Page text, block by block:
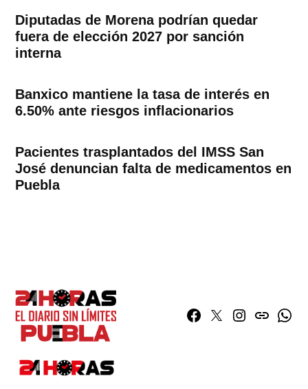
Diputadas de Morena podrían quedar
fuera de elección 2027 por sanción
interna
Banxico mantiene la tasa de interés en
6.50% ante riesgos inflacionarios
Pacientes trasplantados del IMSS San
José denuncian falta de medicamentos en
Puebla
Facebook
TwitterInstagram
issuu